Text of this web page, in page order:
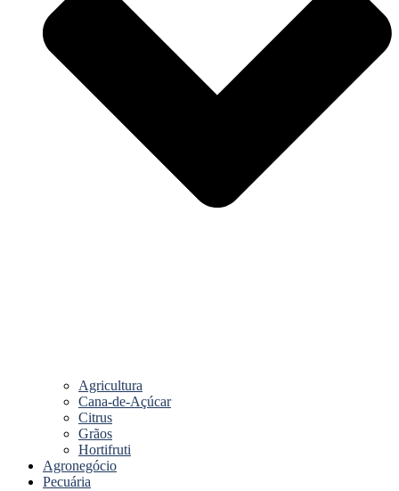
Agricultura
Cana-de-Açúcar
Citrus
Grãos
Hortifruti
Agronegócio
Pecuária